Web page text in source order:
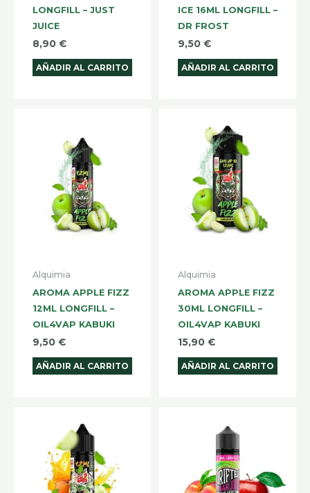
LONGFILL – JUST
JUICE
8,90 €
AÑADIR AL CARRITO
ICE 16ML LONGFILL –
DR FROST
9,50 €
AÑADIR AL CARRITO
Alquimia
AROMA APPLE FIZZ
12ML LONGFILL –
OIL4VAP KABUKI
9,50 €
AÑADIR AL CARRITO
Alquimia
AROMA APPLE FIZZ
30ML LONGFILL –
OIL4VAP KABUKI
15,90 €
AÑADIR AL CARRITO